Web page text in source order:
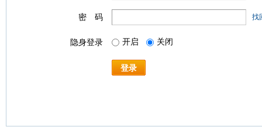
密 码 找
隐身登录 开启 关闭
登录